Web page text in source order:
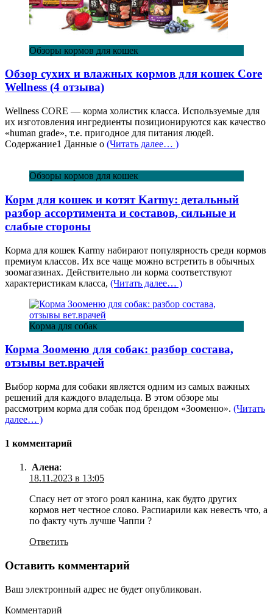
Обзоры кормов для кошек
Обзор сухих и влажных кормов для кошек Core
Wellness (4 отзыва)
Wellness CORE — корма холистик класса. Используемые для
их изготовления ингредиенты позиционируются как качество
«human grade», т.е. пригодное для питания людей.
Содержание1 Данные о (Читать далее… )
Обзоры кормов для кошек
Корм для кошек и котят Karmy: детальный
разбор ассортимента и составов, сильные и
слабые стороны
Корма для кошек Karmy набирают популярность среди кормов
премиум классов. Их все чаще можно встретить в обычных
зоомагазинах. Действительно ли корма соответствуют
характеристикам класса, (Читать далее… )
Корма для собак
Корма Зооменю для собак: разбор состава,
отзывы вет.врачей
Выбор корма для собаки является одним из самых важных
решений для каждого владельца. В этом обзоре мы
рассмотрим корма для собак под брендом «Зооменю». (Читать
далее… )
1 комментарий
Алена:
18.11.2023 в 13:05
Спасу нет от этого роял канина, как будто других
кормов нет честное слово. Распиарили как невесть что, а
по факту чуть лучше Чаппи ?
Ответить
Оставить комментарий
Ваш электронный адрес не будет опубликован.
Комментарий